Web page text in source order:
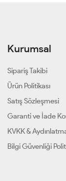
Kurumsal
Sipariş Takibi
Ürün Politikası
Satış Sözleşmesi
Garanti ve İade
KVKK &
Bilgi Güvenliği